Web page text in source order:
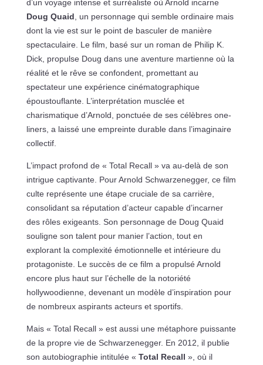
d’un voyage intense et surréaliste où Arnold incarne
Doug Quaid , un personnage qui semble ordinaire mais
dont la vie est sur le point de basculer de manière
spectaculaire. Le film, basé sur un roman de Philip K.
Dick, propulse Doug dans une aventure martienne où la
réalité et le rêve se confondent, promettant au
spectateur une expérience cinématographique
époustouflante. L’interprétation musclée et
charismatique d’Arnold, ponctuée de ses célèbres one-
liners, a laissé une empreinte durable dans l’imaginaire
collectif.
L’impact profond de « Total Recall » va au-delà de son
intrigue captivante. Pour Arnold Schwarzenegger, ce film
culte représente une étape cruciale de sa carrière,
consolidant sa réputation d’acteur capable d’incarner
des rôles exigeants. Son personnage de Doug Quaid
souligne son talent pour manier l’action, tout en
explorant la complexité émotionnelle et intérieure du
protagoniste. Le succès de ce film a propulsé Arnold
encore plus haut sur l’échelle de la notoriété
hollywoodienne, devenant un modèle d’inspiration pour
de nombreux aspirants acteurs et sportifs.
Mais « Total Recall » est aussi une métaphore puissante
de la propre vie de Schwarzenegger. En 2012, il publie
son autobiographie intitulée « Total Recall », où il